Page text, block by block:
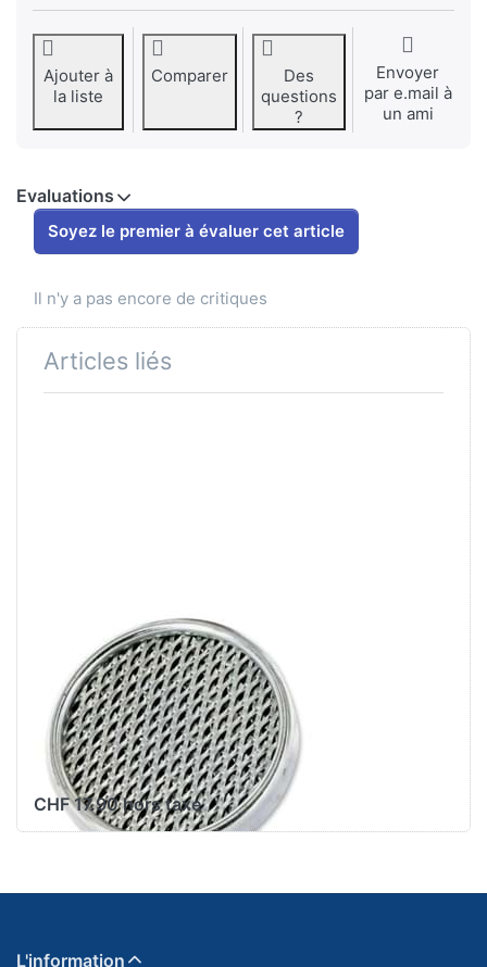
Ajouter à
la liste
Comparer
Des
questions
?
Envoyer
par e.mail à
un ami
Evaluations
Soyez le premier à évaluer cet article
Il n'y a pas encore de critiques
Articles liés
Luftfiltersieb
original Ø52mm
Puch Maxi X30
+ Velux zu Art.
SC023014/SC023044
CHF 17.90 hors taxe
L'information